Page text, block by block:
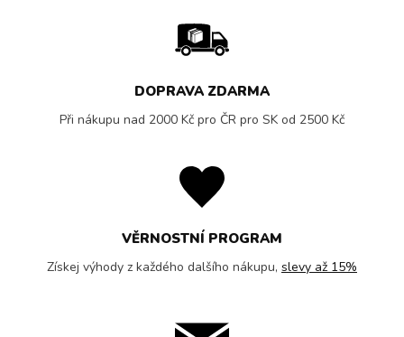
DOPRAVA ZDARMA
Při nákupu nad 2000 Kč pro ČR pro SK od 2500 Kč
VĚRNOSTNÍ PROGRAM
Získej výhody z každého dalšího nákupu, slevy až 15%